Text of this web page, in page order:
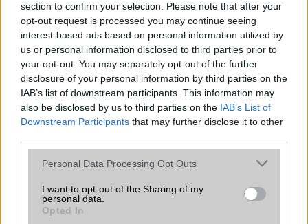
section to confirm your selection. Please note that after your
opt-out request is processed you may continue seeing
interest-based ads based on personal information utilized by
us or personal information disclosed to third parties prior to
your opt-out. You may separately opt-out of the further
disclosure of your personal information by third parties on the
IAB’s list of downstream participants. This information may
also be disclosed by us to third parties on the IAB’s List of
Downstream Participants that may further disclose it to other
Please note that this website/app uses one or more Google
not limited to your visit or usage behaviour. You may click to
grant or deny consent to Google and its third-party tags to
use your data for below specified purposes in below Google
Personal Data Processing Opt Outs
I want to opt-out of the Sharing of my
personal data.
Opted In
SIM típus miniSIM
SIM-ek száma 1
Flight mode Van
Terület T-Mobile
Funkciók
3,x HTC Sense kezelõfelületel
rendelkezik!
Brand Nincs
Nincs
Limited Edition Nincs